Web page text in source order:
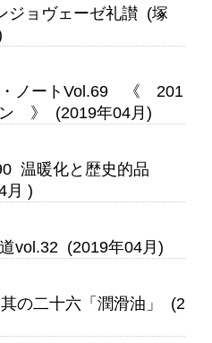
ジョヴェーゼ礼讃 (塚
・ノートVol.69 《 201
ン 》 (2019年04月)
温暖化と歴史的品
月 )
vol.32 (2019年04月)
の二十六「潤滑油」 (2